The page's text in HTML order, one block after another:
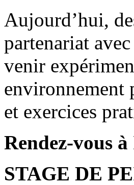
Aujourd’hui,
partenariat
venir
environnement
et exercices
Rendez-vous
STAGE DE